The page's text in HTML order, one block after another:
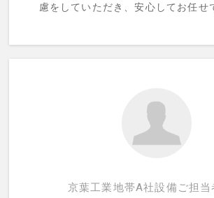
慮をしていただき、安心してお任せ
京葉工業地帯A社設備ご担当